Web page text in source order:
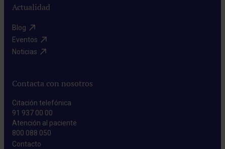
Actualidad
Blog​
Eventos​
Noticias​
Contacta con nosotros
Citación telefónica
91 937 00 00
Atención al paciente
800 088 050
Contacto​